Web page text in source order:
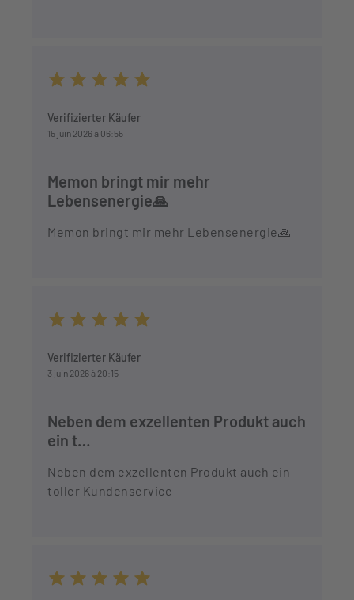
Verifizierter Käufer
15 juin 2026 à 06:55
Memon bringt mir mehr
Lebensenergie🙏
Memon bringt mir mehr Lebensenergie🙏
Verifizierter Käufer
3 juin 2026 à 20:15
Neben dem exzellenten Produkt auch
ein t…
Neben dem exzellenten Produkt auch ein
toller Kundenservice